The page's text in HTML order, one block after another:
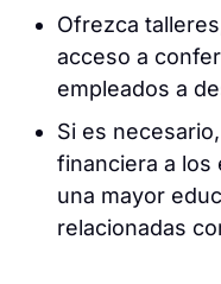
Ofrezca
acceso a
empleados a
Si es
financiera a los
una mayor
relacionadas